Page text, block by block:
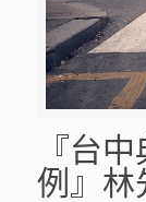
『台
例』林